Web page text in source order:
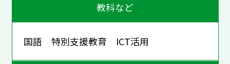
教科など
国語 特別支援教育 ICT活用